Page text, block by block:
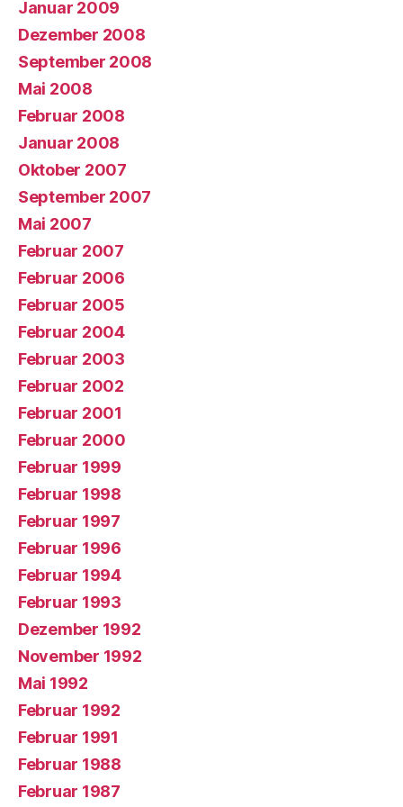
Januar 2009
Dezember 2008
September 2008
Mai 2008
Februar 2008
Januar 2008
Oktober 2007
September 2007
Mai 2007
Februar 2007
Februar 2006
Februar 2005
Februar 2004
Februar 2003
Februar 2002
Februar 2001
Februar 2000
Februar 1999
Februar 1998
Februar 1997
Februar 1996
Februar 1994
Februar 1993
Dezember 1992
November 1992
Mai 1992
Februar 1992
Februar 1991
Februar 1988
Februar 1987